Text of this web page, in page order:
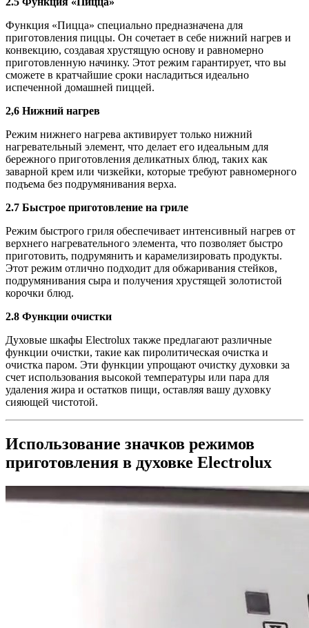
Функция «Пицца» специально предназначена для
приготовления пиццы. Он сочетает в себе нижний нагрев и
конвекцию, создавая хрустящую основу и равномерно
приготовленную начинку. Этот режим гарантирует, что вы
сможете в кратчайшие сроки насладиться идеально
испеченной домашней пиццей.
2,6 Нижний нагрев
Режим нижнего нагрева активирует только нижний
нагревательный элемент, что делает его идеальным для
бережного приготовления деликатных блюд, таких как
заварной крем или чизкейки, которые требуют равномерного
подъема без подрумянивания верха.
2.7 Быстрое приготовление на гриле
Режим быстрого гриля обеспечивает интенсивный нагрев от
верхнего нагревательного элемента, что позволяет быстро
приготовить, подрумянить и карамелизировать продукты.
Этот режим отлично подходит для обжаривания стейков,
подрумянивания сыра и получения хрустящей золотистой
корочки блюд.
2.8 Функции очистки
Духовые шкафы Electrolux также предлагают различные
функции очистки, такие как пиролитическая очистка и
очистка паром. Эти функции упрощают очистку духовки за
счет использования высокой температуры или пара для
удаления жира и остатков пищи, оставляя вашу духовку
сияющей чистотой.
Использование значков режимов
приготовления в духовке Electrolux